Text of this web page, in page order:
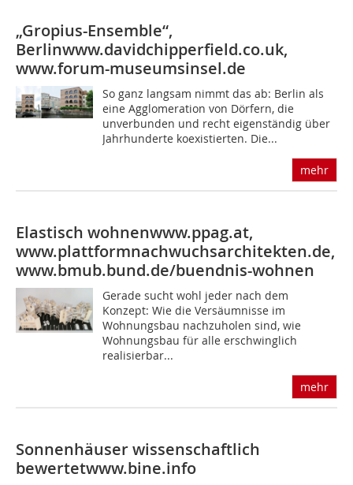
„Gropius-Ensemble“,
Berlinwww.davidchipperfield.co.uk,
www.forum-museumsinsel.de
So ganz langsam nimmt das ab: Berlin als
eine Agglomeration von Dörfern, die
unverbunden und recht eigenständig über
Jahrhunderte koexistierten. Die...
mehr
Elastisch wohnenwww.ppag.at,
www.plattformnachwuchsarchitekten.de,
www.bmub.bund.de/buendnis-wohnen
Gerade sucht wohl jeder nach dem
Konzept: Wie die Versäumnisse im
Wohnungsbau nachzuholen sind, wie
Wohnungsbau für alle erschwinglich
realisierbar...
mehr
Sonnenhäuser wissenschaftlich
bewertetwww.bine.info